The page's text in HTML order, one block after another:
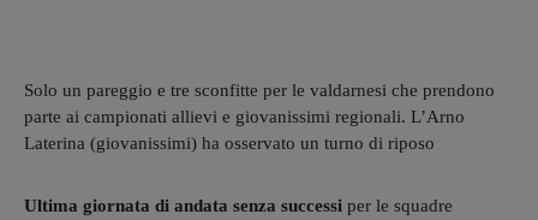
Solo un pareggio e tre sconfitte per le valdarnesi che prendono
parte ai campionati allievi e giovanissimi regionali. L’Arno
Laterina (giovanissimi) ha osservato un turno di riposo
Ultima giornata di andata senza successi per le squadre